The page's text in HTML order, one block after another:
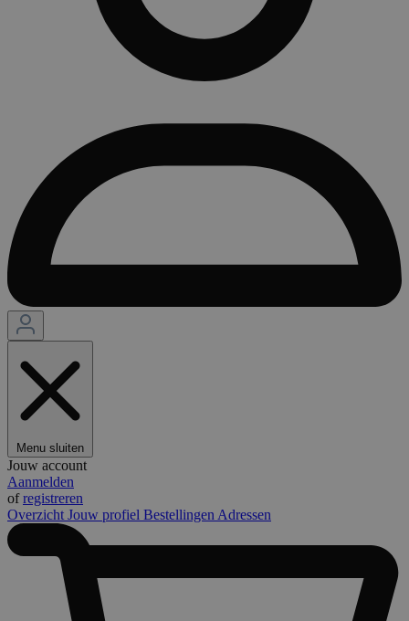
Menu sluiten
Jouw account
Aanmelden
ofregistreren
Overzicht Jouw profiel Bestellingen Adressen